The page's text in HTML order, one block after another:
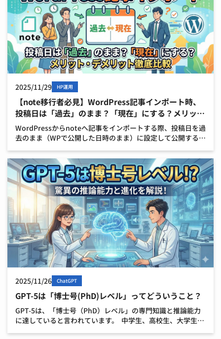
2025/11/29 HP運用
【note移行者必見】WordPress記事インポート時、
投稿日は「過去」のまま？「現在」にする？メリッ
ト・デメリット徹底比較
WordPressからnoteへ記事をインポートする際、投稿日を過
去のまま（WPで公開した日時のまま）に設定して公開するこ
するかによって、どちらが良いかが変わってき […]
2025/11/26 ChatGPT
GPT-5は「博士号(PhD)レベル」ってどういうこと？
GPT-5は、「博士号（PhD）レベル」の専門知識と推論能力
に達していると言われています。 中学生、高校生、大学生の